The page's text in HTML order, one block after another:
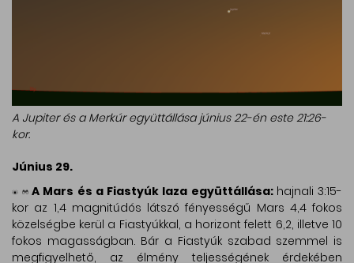
A Jupiter és a Merkúr együttállása június 22-én este 21:26-
kor.
Június 29.
A Mars és a Fiastyúk laza együttállása: hajnali 3:15-
kor az 1,4 magnitúdós látszó fényességű Mars 4,4 fokos
közelségbe kerül a Fiastyúkkal, a horizont felett 6,2, illetve 10
fokos magasságban. Bár a Fiastyúk szabad szemmel is
megfigyelhető, az élmény teljességének érdekében